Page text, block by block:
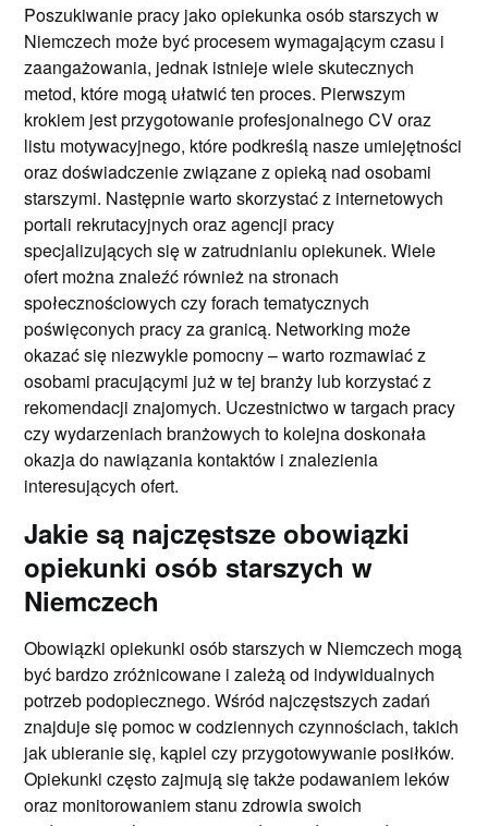
Poszukiwanie pracy jako opiekunka osób starszych w
Niemczech może być procesem wymagającym czasu i
zaangażowania, jednak istnieje wiele skutecznych
metod, które mogą ułatwić ten proces. Pierwszym
krokiem jest przygotowanie profesjonalnego CV oraz
listu motywacyjnego, które podkreślą nasze umiejętności
oraz doświadczenie związane z opieką nad osobami
starszymi. Następnie warto skorzystać z internetowych
portali rekrutacyjnych oraz agencji pracy
specjalizujących się w zatrudnianiu opiekunek. Wiele
ofert można znaleźć również na stronach
społecznościowych czy forach tematycznych
poświęconych pracy za granicą. Networking może
okazać się niezwykle pomocny – warto rozmawiać z
osobami pracującymi już w tej branży lub korzystać z
rekomendacji znajomych. Uczestnictwo w targach pracy
czy wydarzeniach branżowych to kolejna doskonała
okazja do nawiązania kontaktów i znalezienia
interesujących ofert.
Jakie są najczęstsze obowiązki
opiekunki osób starszych w
Niemczech
Obowiązki opiekunki osób starszych w Niemczech mogą
być bardzo zróżnicowane i zależą od indywidualnych
potrzeb podopiecznego. Wśród najczęstszych zadań
znajduje się pomoc w codziennych czynnościach, takich
jak ubieranie się, kąpiel czy przygotowywanie posiłków.
Opiekunki często zajmują się także podawaniem leków
oraz monitorowaniem stanu zdrowia swoich